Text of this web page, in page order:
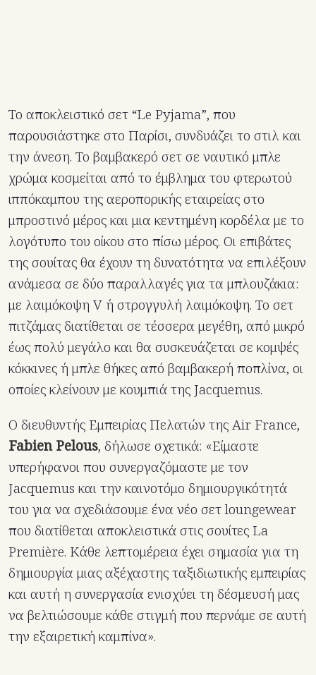
Το αποκλειστικό σετ “Le Pyjama”, που
παρουσιάστηκε στο Παρίσι, συνδυάζει το στιλ και
την άνεση. Το βαμβακερό σετ σε ναυτικό μπλε
χρώμα κοσμείται από το έμβλημα του φτερωτού
ιππόκαμπου της αεροπορικής εταιρείας στο
μπροστινό μέρος και μια κεντημένη κορδέλα με το
λογότυπο του οίκου στο πίσω μέρος. Οι επιβάτες
της σουίτας θα έχουν τη δυνατότητα να επιλέξουν
ανάμεσα σε δύο παραλλαγές για τα μπλουζάκια:
με λαιμόκοψη V ή στρογγυλή λαιμόκοψη. Το σετ
πιτζάμας διατίθεται σε τέσσερα μεγέθη, από μικρό
έως πολύ μεγάλο και θα συσκευάζεται σε κομψές
κόκκινες ή μπλε θήκες από βαμβακερή ποπλίνα, οι
οποίες κλείνουν με κουμπιά της Jacquemus.
Ο διευθυντής Εμπειρίας Πελατών της Air France,
Fabien Pelous, δήλωσε σχετικά: «Είμαστε
υπερήφανοι που συνεργαζόμαστε με τον
Jacquemus και την καινοτόμο δημιουργικότητά
του για να σχεδιάσουμε ένα νέο σετ loungewear
που διατίθεται αποκλειστικά στις σουίτες La
Première. Κάθε λεπτομέρεια έχει σημασία για τη
δημιουργία μιας αξέχαστης ταξιδιωτικής εμπειρίας
και αυτή η συνεργασία ενισχύει τη δέσμευσή μας
να βελτιώσουμε κάθε στιγμή που περνάμε σε αυτή
την εξαιρετική καμπίνα».